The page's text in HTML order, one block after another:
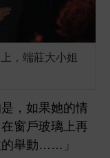
，端莊大小姐
，如果
戶玻璃
再
舉
……」